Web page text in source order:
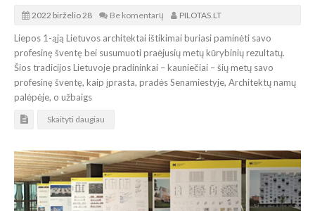
2022 birželio 28 Be komentarų PILOTAS.LT
Liepos 1-ąją Lietuvos architektai ištikimai buriasi paminėti savo
profesinę šventę bei susumuoti praėjusių metų kūrybinių rezultatų.
Šios tradicijos Lietuvoje pradininkai – kauniečiai – šių metų savo
profesinę šventę, kaip įprasta, pradės Senamiestyje, Architektų namų
palėpėje, o užbaigs
Skaityti daugiau